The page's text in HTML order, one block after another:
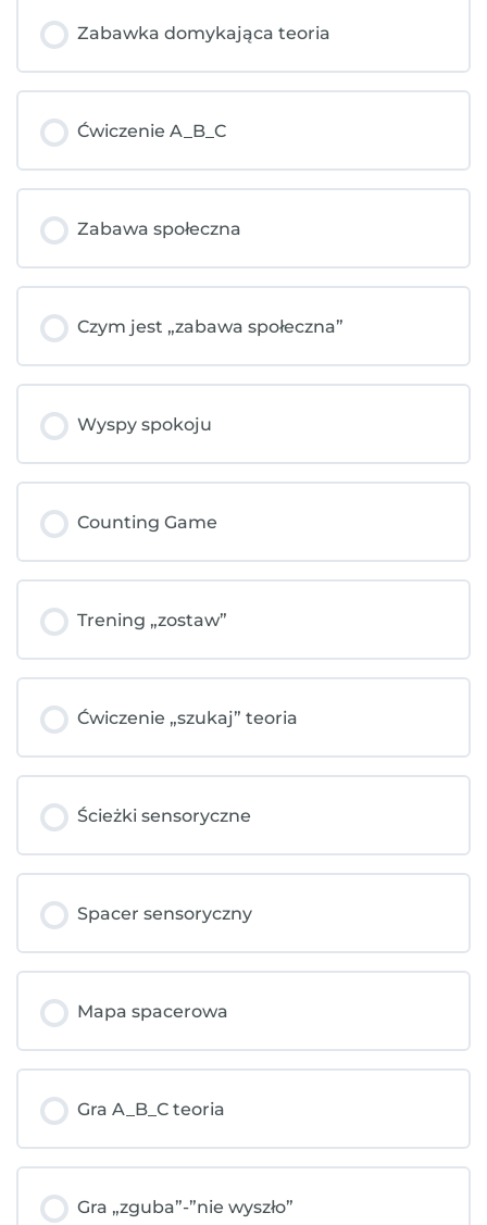
Zabawka domykająca teoria
Ćwiczenie A_B_C
Zabawa społeczna
Czym jest „zabawa społeczna”
Wyspy spokoju
Counting Game
Trening „zostaw”
Ćwiczenie „szukaj” teoria
Ścieżki sensoryczne
Spacer sensoryczny
Mapa spacerowa
Gra A_B_C teoria
Gra „zguba”-”nie wyszło”